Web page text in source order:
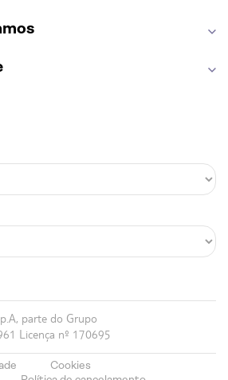
parte do Grupo
Licença nº 170695
Cookies